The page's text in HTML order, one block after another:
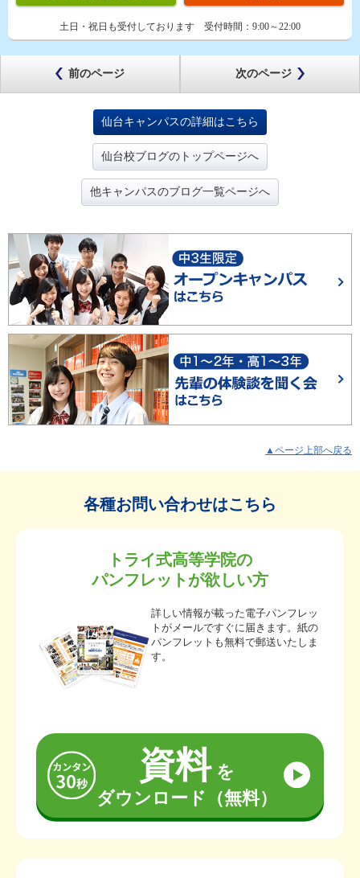
土日・祝日も受付しております 受付時間： 9:00～22:00
前のページ 次のページ
仙台キャンパスの詳細はこちら
仙台校ブログのトップページへ
他キャンパスのブログ一覧ページへ
▲ページ上部へ戻る
各種お問い合わせはこちら
トライ式高等学院の
パンフレットが欲しい方
詳しい情報が載った電子パンフレッ
トがメールですぐに届きます。紙の
パンフレットも無料で郵送いたしま
す。
資料を
ダウンロード（無料）